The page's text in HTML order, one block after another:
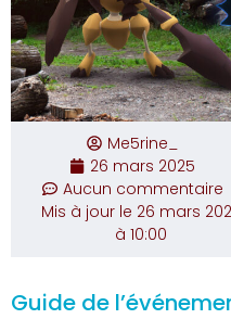
Me5rine_
26 mars 2025
Aucun commentaire
Mis à jour le 26 mars
à 10:00
Guide de